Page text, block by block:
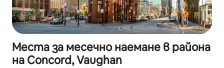
Места за месечно наемане в района
на Concord, Vaughan